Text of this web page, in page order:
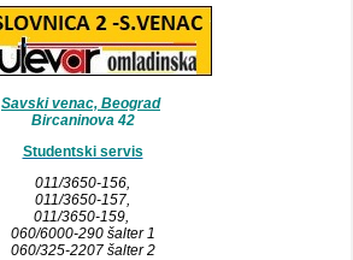
Savski venac, Beograd
Bircaninova 42
Studentski servis
011/3650-156,
011/3650-157,
011/3650-159,
060/6000-290 šalter 1
060/325-2207 šalter 2